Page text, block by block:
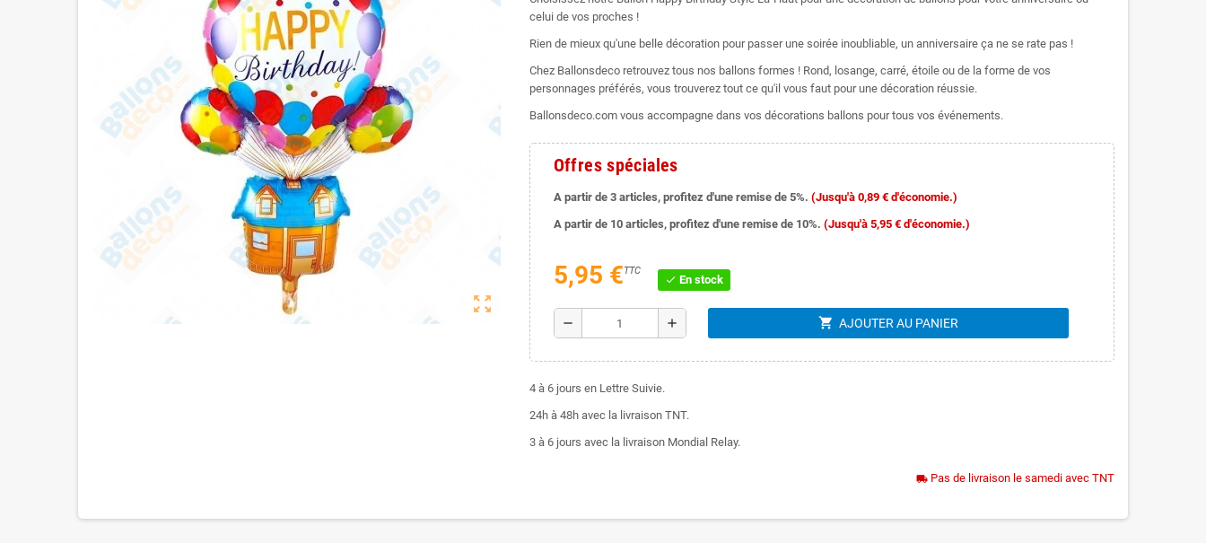
zoom_out_map
celui de vos proches !
Rien de mieux qu'une belle décoration pour passer une soirée inoubliable, un anniversaire ça ne se rate pas !
Chez Ballonsdeco retrouvez tous nos ballons formes ! Rond, losange, carré, étoile ou de la forme de vos
personnages préférés, vous trouverez tout ce qu'il vous faut pour une décoration réussie.
Ballonsdeco.com vous accompagne dans vos décorations ballons pour tous vos événements.
Offres spéciales
A partir de 3 articles, profitez d'une remise de 5%. (Jusqu'à 0,89 € d'économie.)
A partir de 10 articles, profitez d'une remise de 10%. (Jusqu'à 5,95 € d'économie.)
5,95 €TTC
check En stock
remove add shopping_cart AJOUTER AU PANIER
4 à 6 jours en Lettre Suivie.
24h à 48h avec la livraison TNT.
3 à 6 jours avec la livraison Mondial Relay.
local_shipping Pas de livraison le samedi avec TNT